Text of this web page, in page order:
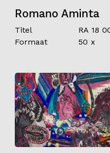
Romano Aminta
Titel
RA 18
Formaat
50 x